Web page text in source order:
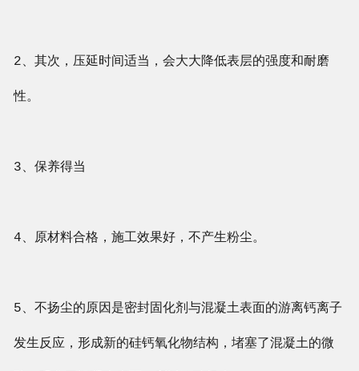
2、其次，压延时间适当，会大大降低表层的强度和耐磨
性。
3、保养得当
4、原材料合格，施工效果好，不产生粉尘。
5、不扬尘的原因是密封固化剂与混凝土表面的游离钙离子
发生反应，形成新的硅钙氧化物结构，堵塞了混凝土的微